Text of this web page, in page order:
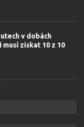
v dobách
získat 10 z 10